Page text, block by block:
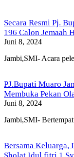
Secara Resmi Pj.
196 Calon Jemaah
Juni 8, 2024
Jambi,SMI- Acara
PJ.Bupati Muaro
Membuka Pekan
Juni 8, 2024
Jambi,SMI-
Bersama Keluarga,
Sholat Idul fitri 1